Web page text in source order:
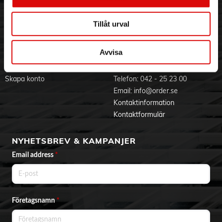
Tillåt urval
Avvisa
av forskning. *P&G:s beräkning baserad på externa årliga
försäljningsrapporter för schampokategorin, november 2023
- För alla hår- och hårbotten typer: detta mjällschampo och
balsam är dermatologiskt testat och idealiskt för daglig
Jobba hos oss
Varumärken
Integritetspolicy
Om cookies
BLI KUND
Skapa konto
KONTAKTA OSS
Telefon: 042 - 25 23 00
Email: info@order.se
Kontaktinformation
Kontaktformulär
NYHETSBREV & KAMPANJER
Email address *
Företagsnamn*